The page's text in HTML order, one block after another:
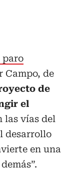
paro
Campo, de
de
el
las vías del
desarrollo
en una